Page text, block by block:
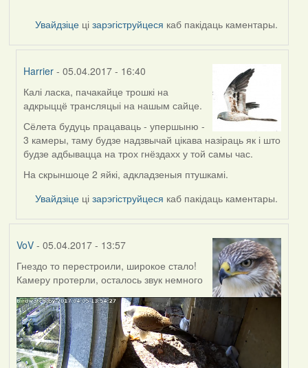
Увайдзіце цізарэгіструйцеся каб пакідаць каментары.
Harrier - 05.04.2017 - 16:40
In
reply
to
by
VoV
Калі ласка, пачакайце трошкі на
адкрыццё трансляцыі на нашым сайце.
Сёлета будуць працаваць - упершыню -
3 камеры, таму будзе надзвычай цікава назіраць як і што
будзе адбывацца на трох гнёздахх у той самы час.
На скрыншоце 2 яйкі, адкладзеныя птушкамі.
Увайдзіце цізарэгіструйцеся каб пакідаць каментары.
VoV- 05.04.2017 - 13:57
Гнездо то перестроили, широкое стало!
Камеру протерли, осталось звук немного